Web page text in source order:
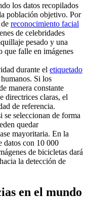
los datos recopilados
población objetivo. Por
reconocimiento facial
de celebridades
pesado y una
falle en imágenes
durante el etiquetado
Si los
manera constante
directrices claras, el
de referencia.
se seleccionan de forma
quedar
mayoritaria. En la
datos con 10 000
de bicicletas dará
la detección de
en el mundo